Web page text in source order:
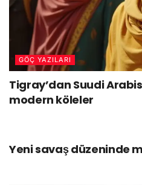
GÖÇ YAZILARI
Tigray’dan Suudi
modern köleler
Yeni savaş düzeninde